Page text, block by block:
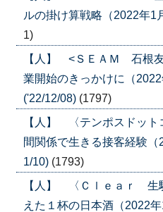
ルの掛け算戦略（2022年1
1)
【人】 <ＳＥＡＭ 石根友
業開始のきっかけに（
('22/12/08) (1797)
【人】 〈テンポスドッ
間関係で生きる接客経験
1/10) (1793)
【人】 〈Ｃｌｅａｒ 生
えた１杯の日本酒（2022